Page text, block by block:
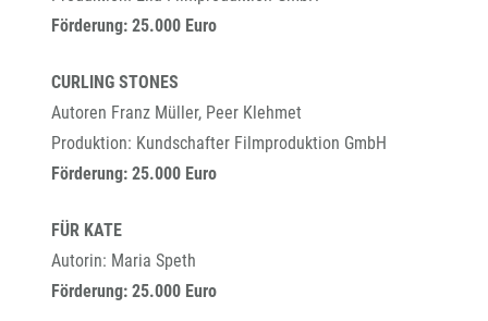
Förderung: 25.000 Euro
CURLING STONES
Autoren Franz Müller, Peer Klehmet
Produktion: Kundschafter Filmproduktion GmbH
Förderung: 25.000 Euro
FÜR KATE
Autorin: Maria Speth
Förderung: 25.000 Euro